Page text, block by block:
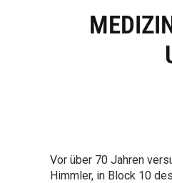
Vor über 70 Jahren
Himmler, in Block 10